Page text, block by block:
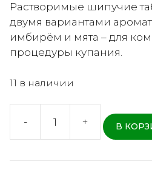
Растворимые шипучие
двумя вариантами
имбирём и мята – для
процедуры купания.
11 в наличии
-
товара
Kao
+ В